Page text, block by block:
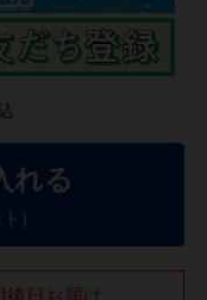
れる
)
日お届け